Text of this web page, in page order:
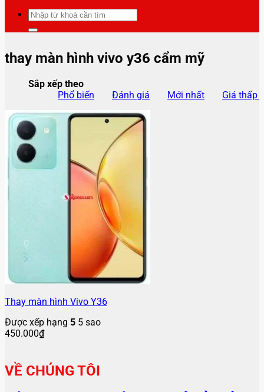
Tìm
kiếm:
thay màn hình vivo y36 cẩm mỹ
Sắp xếp theo
Phổ biến
Đánh giá Mới nhất Giá thấp
Thay màn hình Vivo Y36
Được xếp hạng 5 5 sao
450.000₫
VỀ CHÚNG TÔI